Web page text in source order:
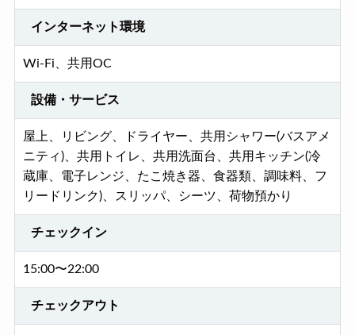
インターネット環境
Wi-Fi、共用OC
設備・サービス
屋上、リビング、ドライヤー、共用シャワー(バスアメ
ニティ)、共用トイレ、共用洗面台、共用キッチン(冷
蔵庫、電子レンジ、たこ焼き器、食器類、調味料、フ
リードリンク)、スリッパ、シーツ、荷物預かり
チェックイン
15:00〜22:00
チェックアウト